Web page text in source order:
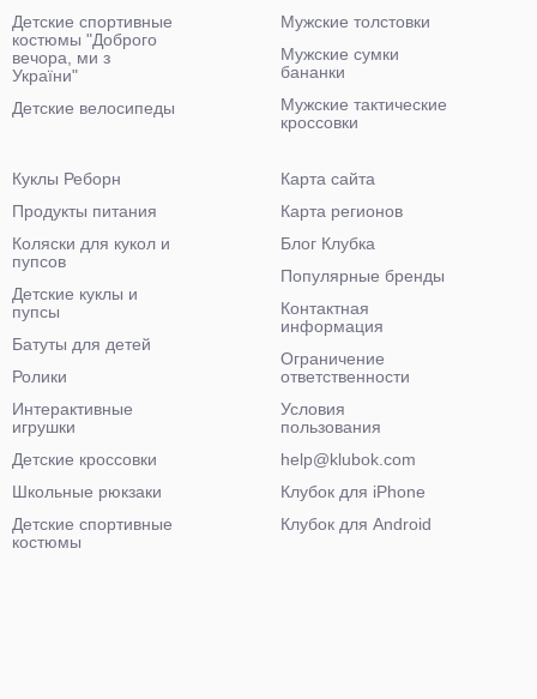
Детские спортивные
костюмы "Доброго
вечора, ми з
України"
Детские велосипеды
Мужские толстовки
Мужские сумки
бананки
Мужские тактические
кроссовки
Куклы Реборн
Продукты питания
Коляски для кукол и
пупсов
Детские куклы и
пупсы
Батуты для детей
Ролики
Интерактивные
игрушки
Детские кроссовки
Школьные рюкзаки
Детские спортивные
костюмы
Карта сайта
Карта регионов
Блог Клубка
Популярные бренды
Контактная
информация
Ограничение
ответственности
Условия
пользования
help@klubok.com
Клубок для iPhone
Клубок для Android